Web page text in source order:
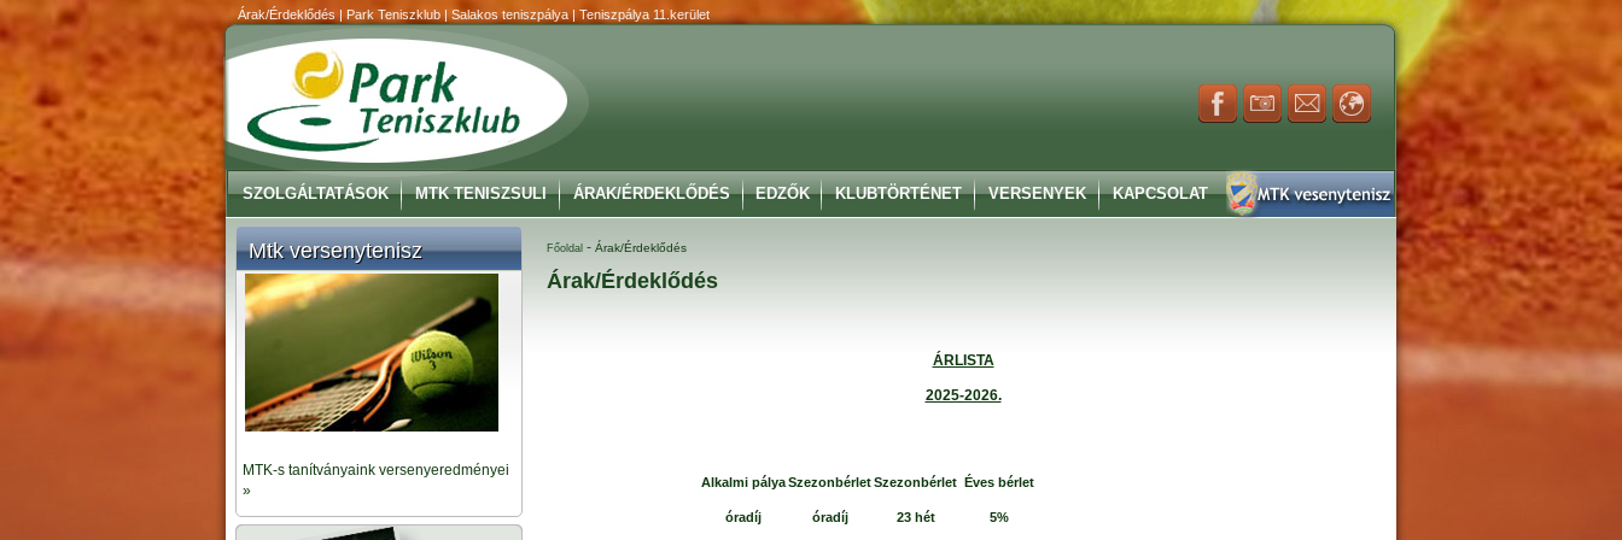
Árak/Érdeklődés | Park Teniszklub | Salakos teniszpálya | Teniszpálya 11.kerület
SZOLGÁLTATÁSOK MTK TENISZSULI ÁRAK/ÉRDEKLŐDÉS EDZŐK KLUBTÖRTÉNET VERSENYEK KAPCSOLAT
Mtk versenytenisz
MTK-s tanítványaink versenyeredményei
»
Főoldal - Árak/Érdeklődés
Árak/Érdeklődés
ÁRLISTA
2025-2026.
Alkalmi pálya
óradíj
Szezonbérlet
óradíj
Szezonbérlet
23 hét
Éves bérlet
5%